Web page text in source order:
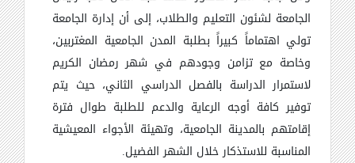
الجامعة لشئون التعليم والطلاب، إلى أن إدارة الجامعة
تولي اهتماماً كبيراً بطلبة المدن الجامعية المغتربين،
وخاصة مع تزامن وجودهم في شهر رمضان الكريم
لاستمرار الدراسة بالفصل الدراسي الثاني، حيث يتم
توفير كافة أوجه الرعاية والدعم للطلبة طوال فترة
إقامتهم بالمدينة الجامعية، وتهيئة الأجواء المعيشية
المناسبة للاستذكار خلال الشهر الفضيل.